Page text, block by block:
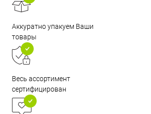
Аккуратно упакуем Ваши
товары
Весь ассортимент
сертифицирован